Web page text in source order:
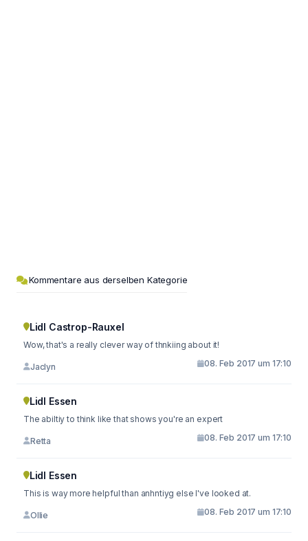
Kommentare aus derselben Kategorie
Lidl Castrop-Rauxel
Wow, that's a really clever way of thnkiing about it!
Jaclyn 08. Feb 2017 um 17:10
Lidl Essen
The abiltiy to think like that shows you're an expert
Retta 08. Feb 2017 um 17:10
Lidl Essen
This is way more helpful than anhntiyg else I've looked at.
Ollie 08. Feb 2017 um 17:10